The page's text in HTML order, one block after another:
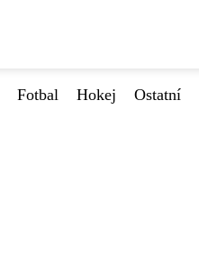
Fotbal Hokej Ostatní